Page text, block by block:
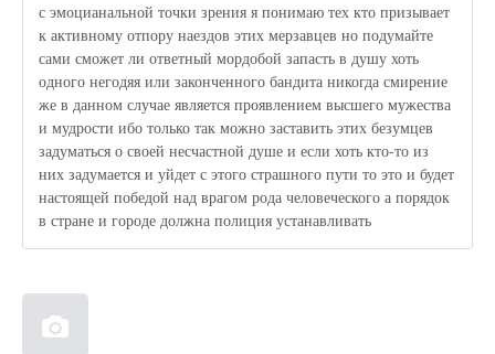
с эмоцианальной точки зрения я понимаю тех кто призывает
к активному отпору наездов этих мерзавцев но подумайте
сами сможет ли ответный мордобой запасть в душу хоть
одного негодяя или законченного бандита никогда смирение
же в данном случае является проявлением высшего мужества
и мудрости ибо только так можно заставить этих безумцев
задуматься о своей несчастной душе и если хоть кто-то из
них задумается и уйдет с этого страшного пути то это и будет
настоящей победой над врагом рода человеческого а порядок
в стране и городе должна полиция устанавливать